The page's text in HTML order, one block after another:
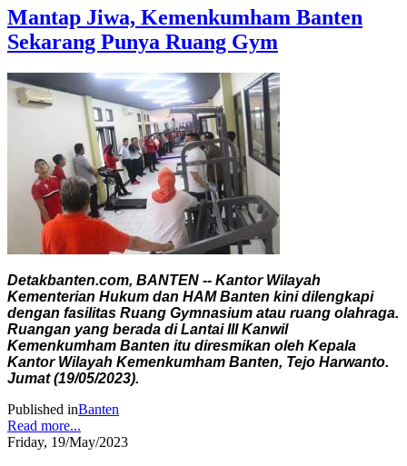
Mantap Jiwa, Kemenkumham Banten
Sekarang Punya Ruang Gym
Detakbanten.com, BANTEN -- Kantor Wilayah
Kementerian Hukum dan HAM Banten kini dilengkapi
dengan fasilitas Ruang Gymnasium atau ruang olahraga.
Ruangan yang berada di Lantai III Kanwil
Kemenkumham Banten itu diresmikan oleh Kepala
Kantor Wilayah Kemenkumham Banten, Tejo Harwanto.
Jumat (19/05/2023).
Published inBanten
Read more...
Friday, 19/May/2023